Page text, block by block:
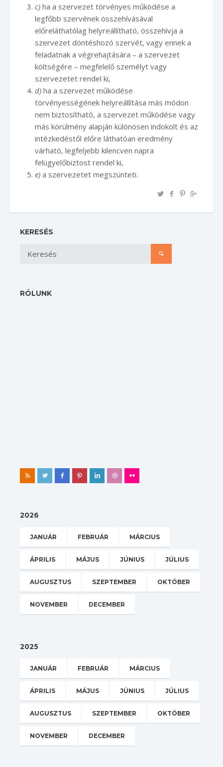
c) ha a szervezet törvényes működése a
legfőbb szervének összehívásával
előreláthatólag helyreállítható, összehívja a
szervezet döntéshozó szervét, vagy ennek a
feladatnak a végrehajtására – a szervezet
költségére – megfelelő személyt vagy
szervezetet rendel ki,
d) ha a szervezet működése
törvényességének helyreállítása más módon
nem biztosítható, a szervezet működése vagy
más körülmény alapján különösen indokolt és az
intézkedéstől előre láthatóan eredmény
várható, legfeljebb kilencven napra
felügyelőbiztost rendel ki,
e) a szervezetet megszünteti.
KERESÉS
RÓLUNK
2026
JANUÁR FEBRUÁR MÁRCIUS
ÁPRILIS MÁJUS JÚNIUS JÚLIUS
AUGUSZTUS SZEPTEMBER OKTÓBER
NOVEMBER DECEMBER
2025
JANUÁR FEBRUÁR MÁRCIUS
ÁPRILIS MÁJUS JÚNIUS JÚLIUS
AUGUSZTUS SZEPTEMBER OKTÓBER
NOVEMBER DECEMBER